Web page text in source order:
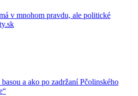
v mnohom pravdu, ale politické
a ako po zadržaní Pčolinského